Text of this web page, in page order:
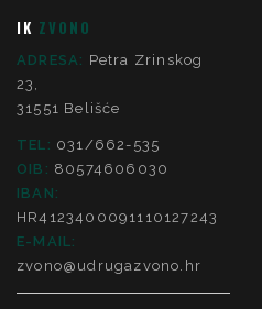
IK ZVONO
ADRESA: Petra Zrinskog
23,
31551 Belišće
TEL: 031/662-535
OIB: 80574606030
IBAN:
HR4123400091110127243
E-MAIL:
zvono@udrugazvono.hr